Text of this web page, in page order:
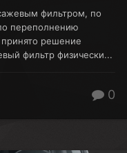
фильтром, по
переполнению
решение
фильтр физически...
0